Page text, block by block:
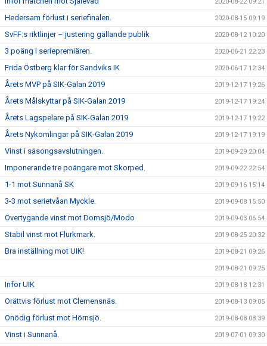
Hedersam förlust i seriefinalen. 2020-08-15 09:19
SvFF:s riktlinjer – justering gällande publik 2020-08-12 10:20
3 poäng i seriepremiären. 2020-06-21 22:23
Frida Östberg klar för Sandviks IK 2020-06-17 12:34
Årets MVP på SIK-Galan 2019 2019-12-17 19:26
Årets Målskyttar på SIK-Galan 2019 2019-12-17 19:24
Årets Lagspelare på SIK-Galan 2019 2019-12-17 19:22
Årets Nykomlingar på SIK-Galan 2019 2019-12-17 19:19
Vinst i säsongsavslutningen. 2019-09-29 20:04
Imponerande tre poängare mot Skorped. 2019-09-22 22:54
1-1 mot Sunnanå SK 2019-09-16 15:14
3-3 mot serietvåan Myckle. 2019-09-08 15:50
Övertygande vinst mot Domsjö/Modo 2019-09-03 06:54
Stabil vinst mot Flurkmark. 2019-08-25 20:32
Bra inställning mot UIK! 2019-08-21 09:26
2019-08-21 09:25
Inför UIK 2019-08-18 12:31
Orättvis förlust mot Clemensnäs. 2019-08-13 09:05
Onödig förlust mot Hörnsjö. 2019-08-08 08:39
Vinst i Sunnanå. 2019-07-01 09:30